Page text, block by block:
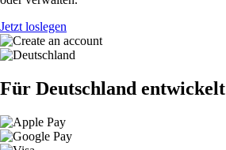
Jetzt loslegen
Für Deutschland entwickelt